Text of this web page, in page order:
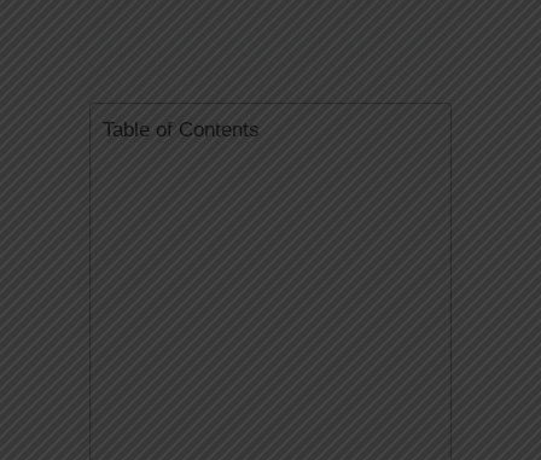
Table of Contents